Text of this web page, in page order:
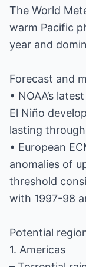
The World
warm Pacific
year and
Forecast and
• NOAA’s
El Niño
lasting
• European
anomalies of
threshold
with 1997-98
Potential
1. Americas